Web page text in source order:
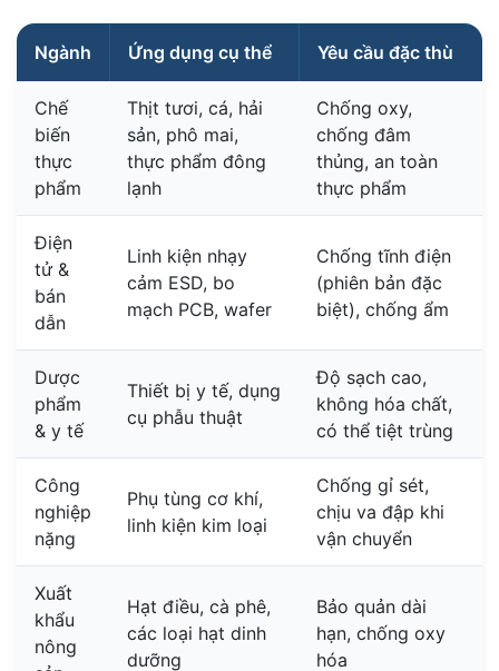
Ngành Ứng dụng cụ thể Yêu cầu đặc thù
Chế
biến
thực
phẩm
Thịt tươi, cá, hải
sản, phô mai,
thực phẩm đông
lạnh
Chống oxy,
chống đâm
thủng, an toàn
thực phẩm
Điện
tử &
bán
dẫn
Linh kiện nhạy
cảm ESD, bo
mạch PCB, wafer
Chống tĩnh điện
(phiên bản đặc
biệt), chống ẩm
Dược
phẩm
& y tế
Thiết bị y tế, dụng
cụ phẫu thuật
Độ sạch cao,
không hóa chất,
có thể tiệt trùng
Công
nghiệp
nặng
Phụ tùng cơ khí,
linh kiện kim loại
Chống gỉ sét,
chịu va đập khi
vận chuyển
Xuất
khẩu
nông
Hạt điều, cà phê,
các loại hạt dinh
dưỡng
Bảo quản dài
hạn, chống oxy
hóa